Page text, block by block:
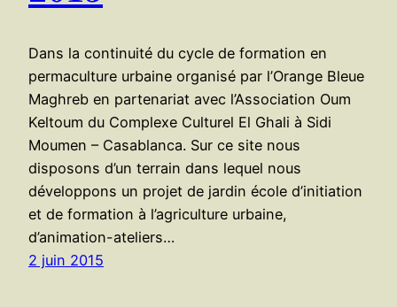
Dans la continuité du cycle de formation en
permaculture urbaine organisé par l’Orange Bleue
Maghreb en partenariat avec l’Association Oum
Keltoum du Complexe Culturel El Ghali à Sidi
Moumen – Casablanca. Sur ce site nous
disposons d’un terrain dans lequel nous
développons un projet de jardin école d’initiation
et de formation à l’agriculture urbaine,
d’animation-ateliers…
2 juin 2015